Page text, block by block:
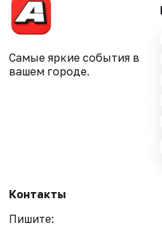
Самые яркие события в
вашем городе.
Контакты
Пишите: